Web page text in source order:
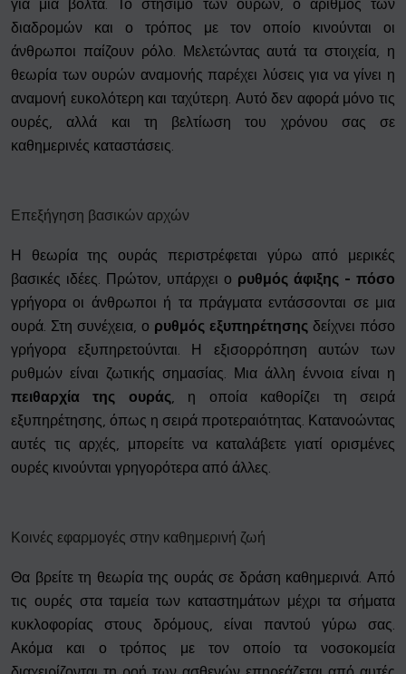
για μια βόλτα. Το στήσιμο των ουρών, ο αριθμός των
διαδρομών και ο τρόπος με τον οποίο κινούνται οι
άνθρωποι παίζουν ρόλο. Μελετώντας αυτά τα στοιχεία, η
θεωρία των ουρών αναμονής παρέχει λύσεις για να γίνει η
αναμονή ευκολότερη και ταχύτερη. Αυτό δεν αφορά μόνο τις
ουρές, αλλά και τη βελτίωση του χρόνου σας σε
καθημερινές καταστάσεις.
Επεξήγηση βασικών αρχών
Η θεωρία της ουράς περιστρέφεται γύρω από μερικές
βασικές ιδέες. Πρώτον, υπάρχει ο ρυθμός άφιξης - πόσο
γρήγορα οι άνθρωποι ή τα πράγματα εντάσσονται σε μια
ουρά. Στη συνέχεια, ο ρυθμός εξυπηρέτησης δείχνει πόσο
γρήγορα εξυπηρετούνται. Η εξισορρόπηση αυτών των
ρυθμών είναι ζωτικής σημασίας. Μια άλλη έννοια είναι η
πειθαρχία της ουράς, η οποία καθορίζει τη σειρά
εξυπηρέτησης, όπως η σειρά προτεραιότητας. Κατανοώντας
αυτές τις αρχές, μπορείτε να καταλάβετε γιατί ορισμένες
ουρές κινούνται γρηγορότερα από άλλες.
Κοινές εφαρμογές στην καθημερινή ζωή
Θα βρείτε τη θεωρία της ουράς σε δράση καθημερινά. Από
τις ουρές στα ταμεία των καταστημάτων μέχρι τα σήματα
κυκλοφορίας στους δρόμους, είναι παντού γύρω σας.
Ακόμα και ο τρόπος με τον οποίο τα νοσοκομεία